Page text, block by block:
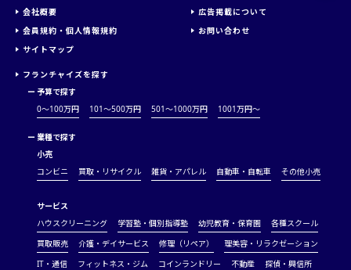
会社概要
広告掲載について
会員規約・個人情報規約
お問い合わせ
サイトマップ
フランチャイズを探す
ー 予算で探す
0～100万円
101～500万円 501～1000万円 1001万円〜
ー 業種で探す
小売
コンビニ
買取・リサイクル 雑貨・アパレル 自動車・自転車 その他小売
サービス
ハウスクリーニング
学習塾・個別指導塾 幼児教育・保育園
各種スクール
買取販売
介護・デイサービス 修理（リペア）
理美容・リラクゼーション
IT・通信
フィットネス・ジム コインランドリー 不動産
探偵・興信所